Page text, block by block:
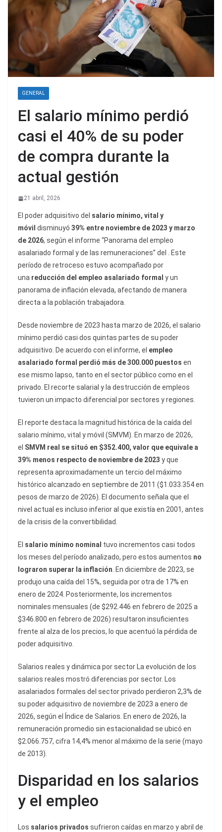
GENERAL
El salario mínimo perdió
casi el 40% de su poder
de compra durante la
actual gestión
21 abril, 2026
El poder adquisitivo del salario mínimo, vital y
móvil disminuyó 39% entre noviembre de 2023 y marzo
de 2026, según el informe “Panorama del empleo
asalariado formal y de las remuneraciones” del . Este
período de retroceso estuvo acompañado por
una reducción del empleo asalariado formal y un
panorama de inflación elevada, afectando de manera
directa a la población trabajadora.
Desde noviembre de 2023 hasta marzo de 2026, el salario
mínimo perdió casi dos quintas partes de su poder
adquisitivo. De acuerdo con el informe, el empleo
asalariado formal perdió más de 300.000 puestos en
ese mismo lapso, tanto en el sector público como en el
privado. El recorte salarial y la destrucción de empleos
tuvieron un impacto diferencial por sectores y regiones.
El reporte destaca la magnitud histórica de la caída del
salario mínimo, vital y móvil (SMVM). En marzo de 2026,
el SMVM real se situó en $352.400, valor que equivale a
39% menos respecto de noviembre de 2023 y que
representa aproximadamente un tercio del máximo
histórico alcanzado en septiembre de 2011 ($1.033.354 en
pesos de marzo de 2026). El documento señala que el
nivel actual es incluso inferior al que existía en 2001, antes
de la crisis de la convertibilidad.
El salario mínimo nominal tuvo incrementos casi todos
los meses del período analizado, pero estos aumentos no
lograron superar la inflación. En diciembre de 2023, se
produjo una caída del 15%, seguida por otra de 17% en
enero de 2024. Posteriormente, los incrementos
nominales mensuales (de $292.446 en febrero de 2025 a
$346.800 en febrero de 2026) resultaron insuficientes
frente al alza de los precios, lo que acentuó la pérdida de
poder adquisitivo.
Salarios reales y dinámica por sector La evolución de los
salarios reales mostró diferencias por sector. Los
asalariados formales del sector privado perdieron 2,3% de
su poder adquisitivo de noviembre de 2023 a enero de
2026, según el Índice de Salarios. En enero de 2026, la
remuneración promedio sin estacionalidad se ubicó en
$2.066.757, cifra 14,4% menor al máximo de la serie (mayo
de 2013).
Disparidad en los salarios
y el empleo
Los salarios privados sufrieron caídas en marzo y abril de